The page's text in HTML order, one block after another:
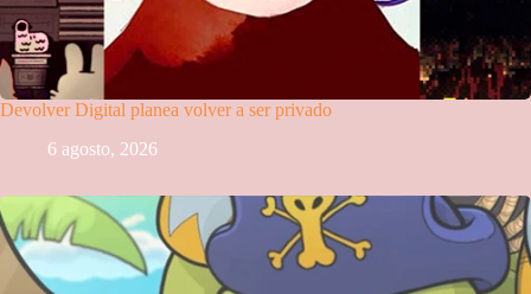
Devolver Digital planea volver a ser privado
6 agosto, 2026